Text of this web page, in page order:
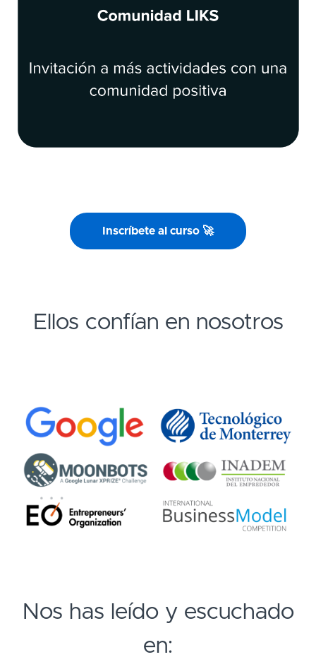
Inscríbete al curso 🚀
Ellos confían en nosotros
Nos has leído y escuchado
en: